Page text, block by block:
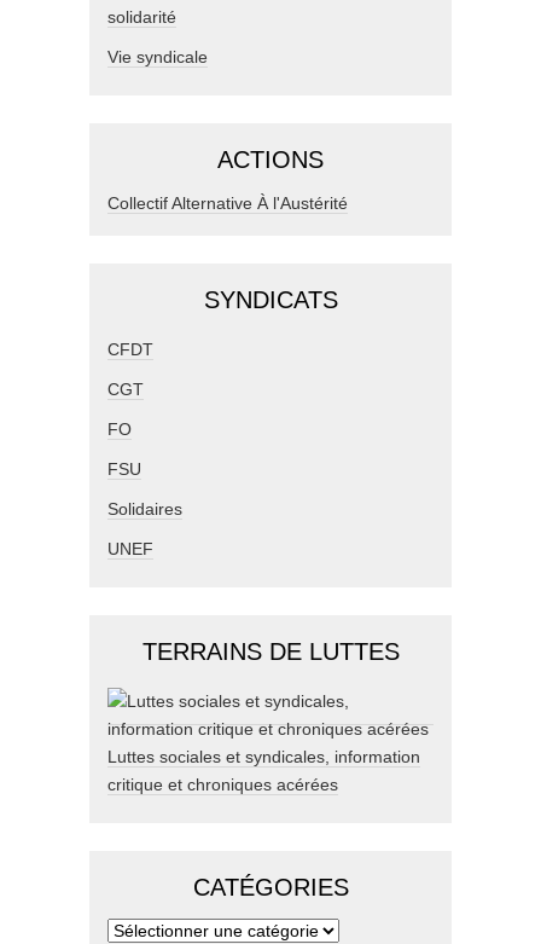
solidarité
Vie syndicale
ACTIONS
Collectif Alternative À l'Austérité
SYNDICATS
CFDT
CGT
FO
FSU
Solidaires
UNEF
TERRAINS DE LUTTES
Luttes sociales et syndicales, information
critique et chroniques acérées
CATÉGORIES